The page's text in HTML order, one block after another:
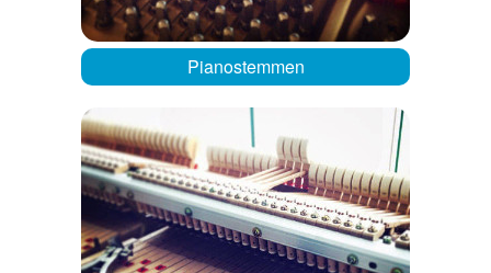
Pianostemmen